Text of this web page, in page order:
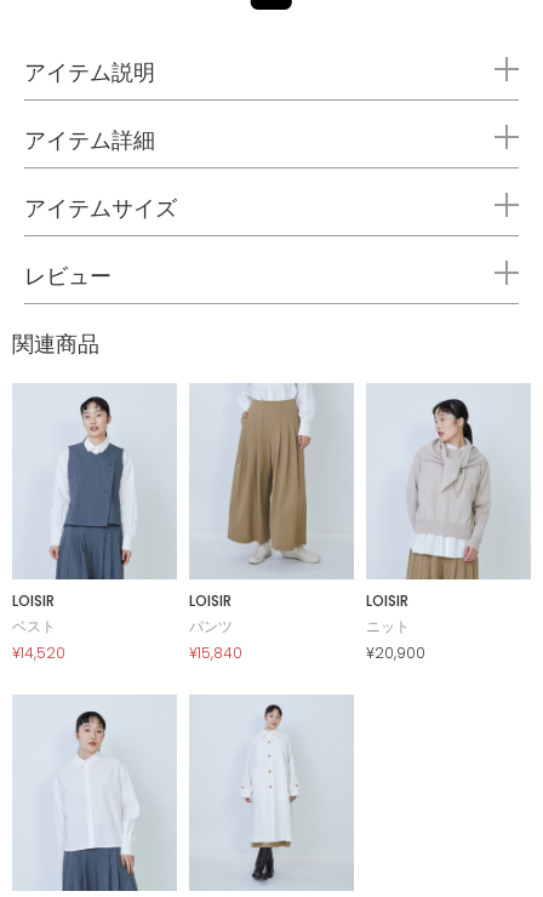
アイテム説明
アイテム詳細
アイテムサイズ
レビュー
関連商品
LOISIR
ベスト
¥14,520
LOISIR
パンツ
¥15,840
LOISIR
ニット
¥20,900